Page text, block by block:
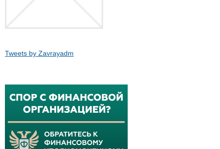
Tweets by Zavrayadm